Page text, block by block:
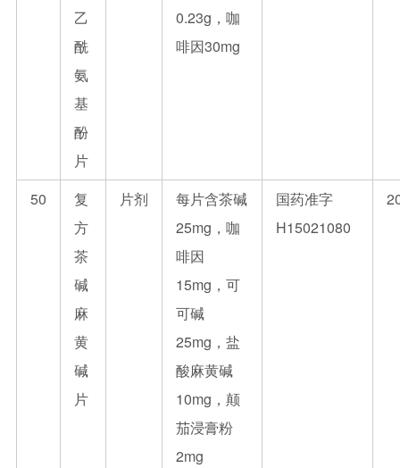
乙
酰
氨
基
酚
片
0.23g，咖
啡因30mg
50
复
方
茶
碱
麻
黄
碱
片
片剂
每片含茶碱
25mg，咖
啡因
15mg，可
可碱
25mg，盐
酸麻黄碱
10mg，颠
茄浸膏粉
2mg
国药准字
H15021080